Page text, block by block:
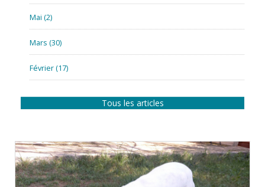
Mai (2)
Mars (30)
Février(17)
Tous les articles